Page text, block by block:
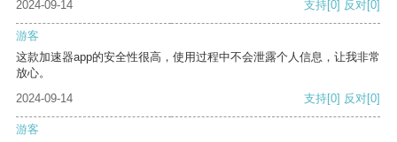
2024-09-14 支持[0] 反对[0]
游客
这款加速器app的安全性很高，使用过程中不会泄露个人信息，让我非常
放心。
2024-09-14
支持[0] 反对[0]
游客